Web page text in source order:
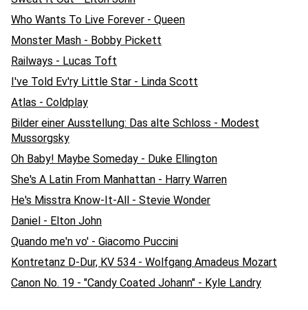
Who Wants To Live Forever - Queen
Monster Mash - Bobby Pickett
Railways - Lucas Toft
I've Told Ev'ry Little Star - Linda Scott
Atlas - Coldplay
Bilder einer Ausstellung: Das alte Schloss - Modest
Mussorgsky
Oh Baby! Maybe Someday - Duke Ellington
She's A Latin From Manhattan - Harry Warren
He's Misstra Know-It-All - Stevie Wonder
Daniel - Elton John
Quando me'n vo' - Giacomo Puccini
Kontretanz D-Dur, KV 534 - Wolfgang Amadeus Mozart
Canon No. 19 - "Candy Coated Johann" - Kyle Landry